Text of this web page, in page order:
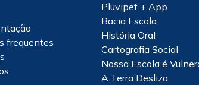
frequentes
Pluvipet + App
Bacia Escola
História Oral
Cartografia Social
Nossa Escola é
A Terra Desliza